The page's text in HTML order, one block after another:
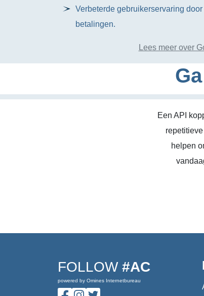
Verbeterde gebruikerservaring
betalingen.
Lees meer over
Een API
helpen
FOLLOW #AC
powered by Omines Internetbureau